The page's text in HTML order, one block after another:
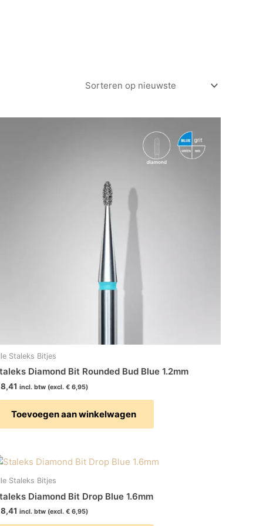
Staleks Bitjes
Diamond Bit Rounded Bud Blue 1.2mm
8,41 incl. btw (excl.€ 6,95)
Toevoegen aan winkelwagen
Staleks Bitjes
Diamond Bit Drop Blue 1.6mm
8,41 incl. btw (excl.€ 6,95)